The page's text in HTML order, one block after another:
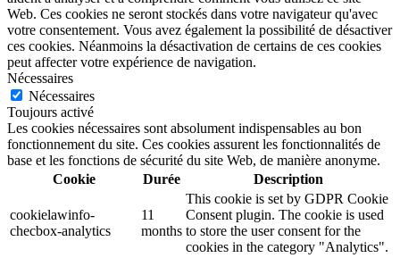
Web. Ces cookies ne seront stockés dans votre navigateur qu'avec
votre consentement. Vous avez également la possibilité de désactiver
ces cookies. Néanmoins la désactivation de certains de ces cookies
peut affecter votre expérience de navigation.
Nécessaires
Nécessaires
Toujours activé
Les cookies nécessaires sont absolument indispensables au bon
fonctionnement du site. Ces cookies assurent les fonctionnalités de
base et les fonctions de sécurité du site Web, de manière anonyme.
Cookie
Durée Description
cookielawinfo-
checbox-analytics
11
months
This cookie is set by GDPR Cookie
Consent plugin. The cookie is used
to store the user consent for the
cookies in the category "Analytics".